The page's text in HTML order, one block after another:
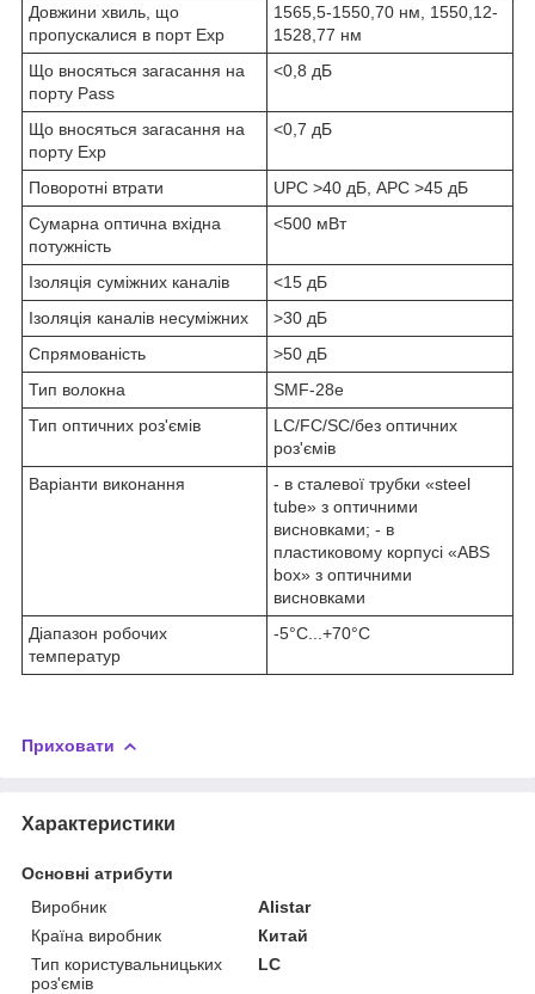
Довжини хвиль, що
пропускалися в порт Exp
1565,5-1550,70 нм, 1550,12-
1528,77 нм
Що вносяться загасання на
порту Pass
<0,8 дБ
Що вносяться загасання на
порту Exp
<0,7 дБ
Поворотні втрати
UPC >40 дБ, APC >45 дБ
Сумарна оптична вхідна
потужність
<500 мВт
Ізоляція суміжних каналів
<15 дБ
Ізоляція каналів несуміжних
>30 дБ
Спрямованість
>50 дБ
Тип волокна
SMF-28e
Тип оптичних роз'ємів
LC/FC/SC/без оптичних
роз'ємів
Варіанти виконання
- в сталевої трубки «steel
tube» з оптичними
висновками; - в
пластиковому корпусі «ABS
box» з оптичними
висновками
Діапазон робочих
температур
-5°C...+70°C
Приховати
Характеристики
Основні атрибути
Виробник
Alistar
Країна виробник
Китай
Тип користувальницьких
роз'ємів
LC